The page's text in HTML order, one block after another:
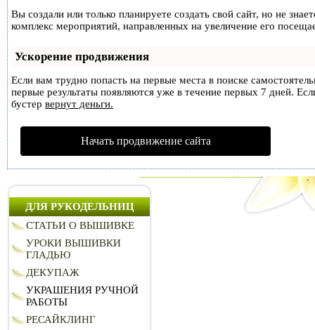
Вы создали или только планируете создать свой сайт, но не
комплекс мероприятий, направленных на увеличение его
Ускорение продвижения
Если вам трудно попасть на первые места в поиске
первые результаты появляются уже в течение первых 7 дней.
бустер вернут деньги.
Начать продвижение сайта
ДЛЯ РУКОДЕЛЬНИЦ
СТАТЬИ О ВЫШИВКЕ
УРОКИ ВЫШИВКИ
ГЛАДЬЮ
ДЕКУПАЖ
УКРАШЕНИЯ РУЧНОЙ
РАБОТЫ
РЕСАЙКЛИНГ